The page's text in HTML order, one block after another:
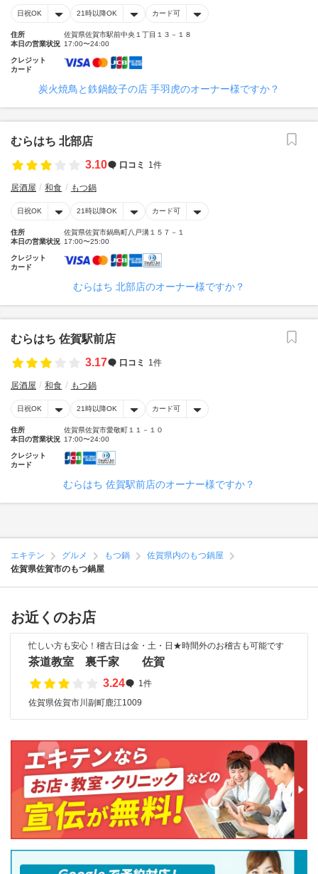
日祝OK 21時以降OK カード可
住所
佐賀県佐賀市駅前中央１丁目１３－１８
本日の営業状況 17:00〜24:00
クレジット
カード
炭火焼鳥と鉄鍋餃子の店 手羽虎のオーナー様ですか？
むらはち 北部店
3.10
口コミ 1件
居酒屋 和食 もつ鍋
日祝OK 21時以降OK カード可
住所
佐賀県佐賀市鍋島町八戸溝１５７－１
本日の営業状況 17:00〜25:00
クレジット
カード
むらはち 北部店のオーナー様ですか？
むらはち 佐賀駅前店
3.17
口コミ 1件
居酒屋 和食 もつ鍋
日祝OK 21時以降OK カード可
住所
佐賀県佐賀市愛敬町１１－１０
本日の営業状況 17:00〜24:00
クレジット
カード
むらはち 佐賀駅前店のオーナー様ですか？
エキテン グルメ もつ鍋
佐賀県内のもつ鍋屋
佐賀県佐賀市のもつ鍋屋
お近くのお店
忙しい方も安心！稽古日は金・土・日★時間外のお稽古も可能です
茶道教室 裏千家 佐賀
3.24
1件
佐賀県佐賀市川副町鹿江1009